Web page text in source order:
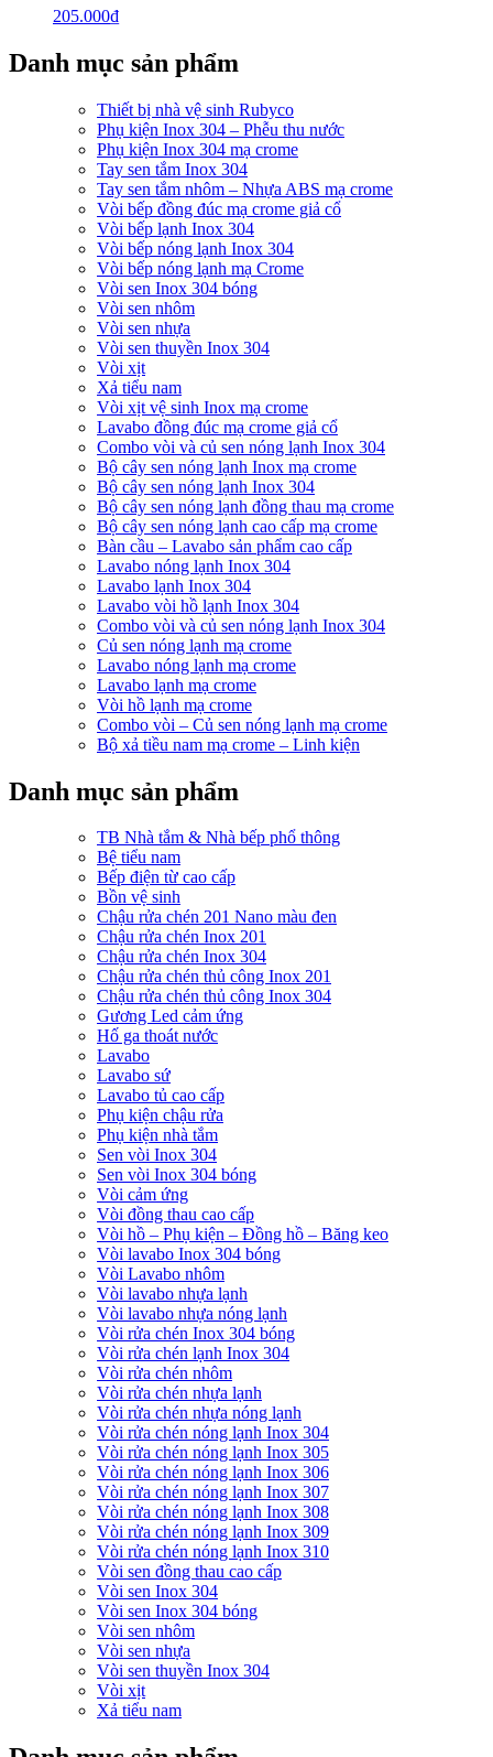
205.000₫
Danh mục sản phẩm
Thiết bị nhà vệ sinh Rubyco
Phụ kiện Inox 304 – Phễu thu nước
Phụ kiện Inox 304 mạ crome
Tay sen tắm Inox 304
Tay sen tắm nhôm – Nhựa ABS mạ crome
Vòi bếp đồng đúc mạ crome giả cổ
Vòi bếp lạnh Inox 304
Vòi bếp nóng lạnh Inox 304
Vòi bếp nóng lạnh mạ Crome
Vòi sen Inox 304 bóng
Vòi sen nhôm
Vòi sen nhựa
Vòi sen thuyền Inox 304
Vòi xịt
Xả tiểu nam
Vòi xịt vệ sinh Inox mạ crome
Lavabo đồng đúc mạ crome giả cổ
Combo vòi và củ sen nóng lạnh Inox 304
Bộ cây sen nóng lạnh Inox mạ crome
Bộ cây sen nóng lạnh Inox 304
Bộ cây sen nóng lạnh đồng thau mạ crome
Bộ cây sen nóng lạnh cao cấp mạ crome
Bàn cầu – Lavabo sản phẩm cao cấp
Lavabo nóng lạnh Inox 304
Lavabo lạnh Inox 304
Lavabo vòi hồ lạnh Inox 304
Combo vòi và củ sen nóng lạnh Inox 304
Củ sen nóng lạnh mạ crome
Lavabo nóng lạnh mạ crome
Lavabo lạnh mạ crome
Vòi hồ lạnh mạ crome
Combo vòi – Củ sen nóng lạnh mạ crome
Bộ xả tiều nam mạ crome – Linh kiện
Danh mục sản phẩm
TB Nhà tắm & Nhà bếp phổ thông
Bệ tiểu nam
Bếp điện từ cao cấp
Bồn vệ sinh
Chậu rửa chén 201 Nano màu đen
Chậu rửa chén Inox 201
Chậu rửa chén Inox 304
Chậu rửa chén thủ công Inox 201
Chậu rửa chén thủ công Inox 304
Gương Led cảm ứng
Hố ga thoát nước
Lavabo
Lavabo sứ
Lavabo tủ cao cấp
Phụ kiện chậu rửa
Phụ kiện nhà tắm
Sen vòi Inox 304
Sen vòi Inox 304 bóng
Vòi cảm ứng
Vòi đồng thau cao cấp
Vòi hồ – Phụ kiện – Đồng hồ – Băng keo
Vòi lavabo Inox 304 bóng
Vòi Lavabo nhôm
Vòi lavabo nhựa lạnh
Vòi lavabo nhựa nóng lạnh
Vòi rửa chén Inox 304 bóng
Vòi rửa chén lạnh Inox 304
Vòi rửa chén nhôm
Vòi rửa chén nhựa lạnh
Vòi rửa chén nhựa nóng lạnh
Vòi rửa chén nóng lạnh Inox 304
Vòi rửa chén nóng lạnh Inox 305
Vòi rửa chén nóng lạnh Inox 306
Vòi rửa chén nóng lạnh Inox 307
Vòi rửa chén nóng lạnh Inox 308
Vòi rửa chén nóng lạnh Inox 309
Vòi rửa chén nóng lạnh Inox 310
Vòi sen đồng thau cao cấp
Vòi sen Inox 304
Vòi sen Inox 304 bóng
Vòi sen nhôm
Vòi sen nhựa
Vòi sen thuyền Inox 304
Vòi xịt
Xả tiểu nam